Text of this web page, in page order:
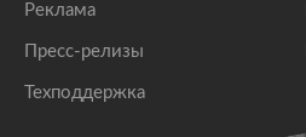
Реклама
Пресс-релизы
Техподдержка